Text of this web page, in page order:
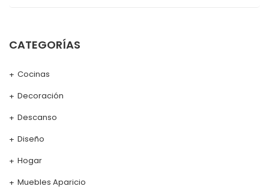
CATEGORÍAS
Cocinas
Decoración
Descanso
Diseño
Hogar
Muebles Aparicio